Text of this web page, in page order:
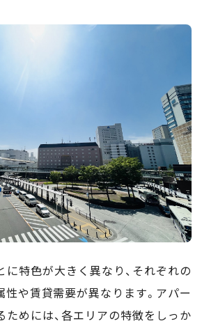
特色が大きく異なり、それぞれの
や賃貸需要が異なります。アパー
ためには、各エリアの特徴をしっか